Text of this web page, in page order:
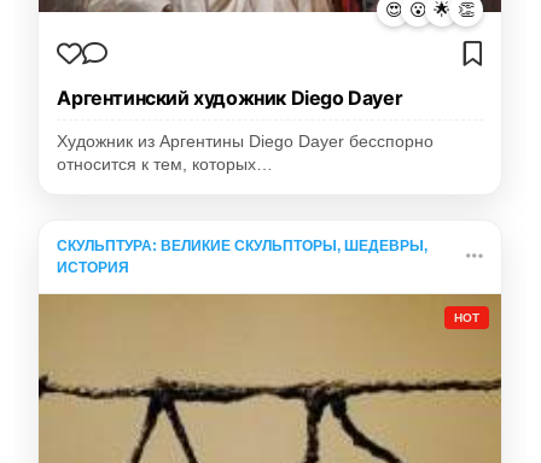
😍 😮 🌟 👏
Аргентинский художник Diego Dayer
Художник из Аргентины Diego Dayer бесспорно
относится к тем, которых…
СКУЛЬПТУРА: ВЕЛИКИЕ СКУЛЬПТОРЫ, ШЕДЕВРЫ,
ИСТОРИЯ
HOT